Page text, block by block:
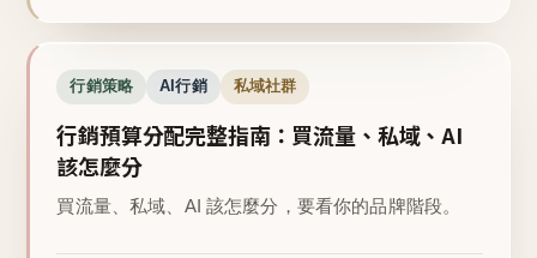
行銷策略 AI行銷 私域社群
行銷預算分配完整指南：買流量、私域、AI
該怎麼分
買流量、私域、AI 該怎麼分，要看你的品牌階段。